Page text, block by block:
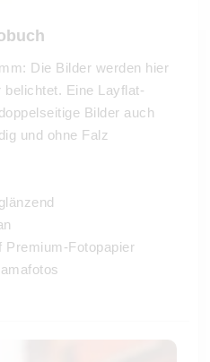
Die Bilder werden hier
belichtet. Eine Layflat-
Bilder auch
und ohne Falz
Premium-Fotopapier